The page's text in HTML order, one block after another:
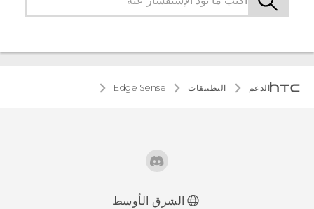
الدعم التطبيقات Edge Sense
الشرق الأوسط